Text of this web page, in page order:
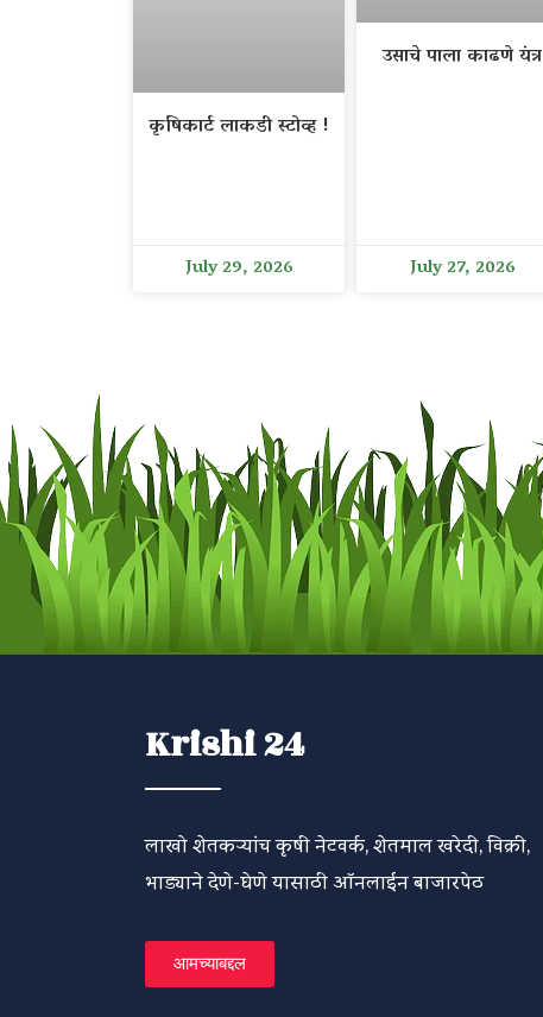
कृषिकार्ट लाकडी स्टोव्ह !
July 29, 2026
उसाचे पाला काढणे यंत्र
July 27, 2026
Krishi 24
लाखो शेतकऱ्यांच कृषी नेटवर्क, शेतमाल खरेदी, विक्री,
भाड्याने देणे-घेणे यासाठी ऑनलाईन बाजारपेठ
आमच्याबद्दल